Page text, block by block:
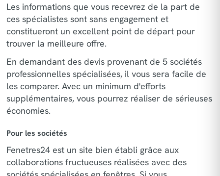
Les informations que vous recevrez de la part de
ces spécialistes sont sans engagement et
constitueront un excellent point de départ pour
trouver la meilleure offre.
En demandant des devis provenant de 5 sociétés
professionnelles spécialisées, il vous sera facile de
les comparer. Avec un minimum d'efforts
supplémentaires, vous pourrez réaliser de sérieuses
économies.
Pour les sociétés
Fenetres24 est un site bien établi grâce aux
collaborations fructueuses réalisées avec des